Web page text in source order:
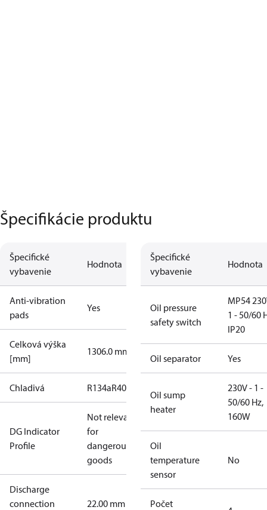
Špecifikácie produktu
Špecifické
vybavenie
Hodnota
Anti-vibration
pads
Yes
Celková výška
[mm]
1306.0 mm
Chladivá R134aR404A R448AR449A
DG Indicator
Profile
Not relevant
for
dangerous
goods
Discharge
connection
22.00 mm
Špecifické
vybavenie
Hodnota
Oil pressure
safety switch
MP54
1 - 50/60
IP20
Oil separator Yes
Oil sump
heater
230V - 1 -
50/60 Hz,
160W
Oil
temperature
sensor
No
Počet